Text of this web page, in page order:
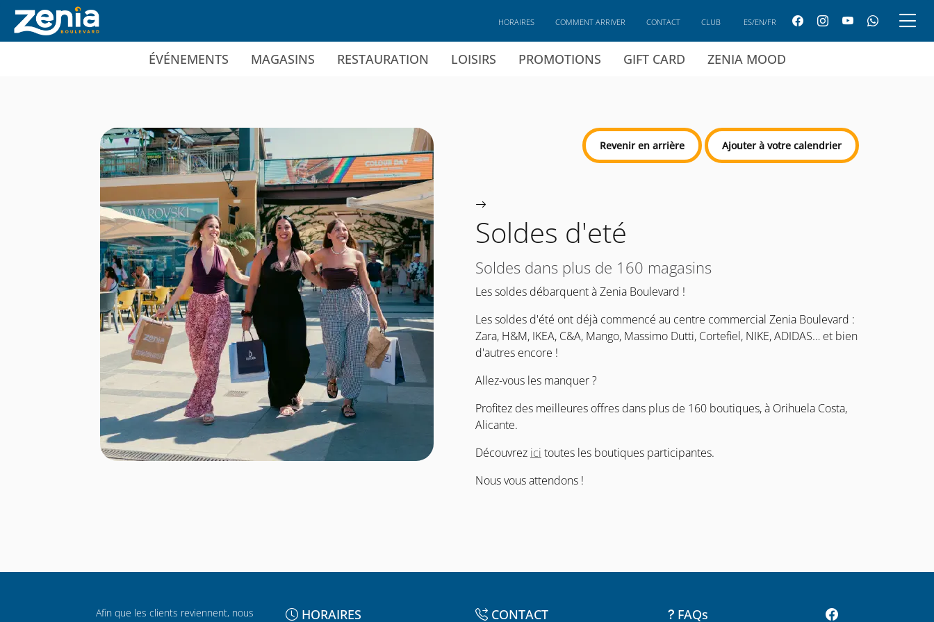
Ir al contenido principal
ÉVÉNEMENTS MAGASINS RESTAURATION LOISIRS PROMOTIONS GIFT CARD ZENIA MOOD
HORAIRES COMMENT ARRIVER CONTACT CLUB ES/EN/FR
Revenir en arrière Ajouter à votre calendrier
Soldes d'eté
Soldes dans plus de 160 magasins
Les soldes débarquent à Zenia Boulevard !
Les soldes d'été ont déjà commencé au centre commercial Zenia Boulevard :
Zara, H&M, IKEA, C&A, Mango, Massimo Dutti, Cortefiel, NIKE, ADIDAS… et bien
d'autres encore !
Allez-vous les manquer ?
Profitez des meilleures offres dans plus de 160 boutiques, à Orihuela Costa,
Alicante.
Découvrez ici toutes les boutiques participantes.
Nous vous attendons !
Afin que les clients reviennent, nous
HORAIRES CONTACT FAQs